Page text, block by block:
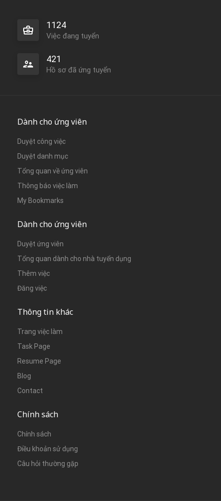
1124
Việc đang tuyển
421
Hồ sơ đã ứng tuyển
Dành cho ứng viên
Duyệt công việc
Duyệt danh mục
Tổng quan về ứng viên
Thông báo việc làm
My Bookmarks
Dành cho ứng viên
Duyệt ứng viên
Tổng quan dành cho nhà tuyển dụng
Thêm việc
Đăng việc
Thông tin khác
Trang việc làm
Task Page
Resume Page
Blog
Contact
Chính sách
Chính sách
Điều khoản sử dụng
Câu hỏi thường gặp